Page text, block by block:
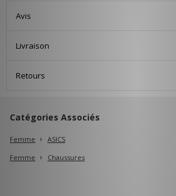
Avis
Livraison
Retours
Catégories Associés
Femme
ASICS
Femme
Chaussures